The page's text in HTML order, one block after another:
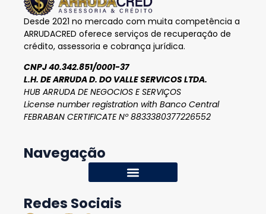
Desde 2021 no mercado com muita competência a
ARRUDACRED oferece serviços de recuperação de
crédito, assessoria e cobrança jurídica.
CNPJ 40.342.851/0001-37
L.H. DE ARRUDA D. DO VALLE SERVICOS LTDA.
HUB ARRUDA DE NEGOCIOS E SERVIÇOS
License number registration with Banco Central
FEBRABAN CERTIFICATE Nº 8833380377226552
Navegação
Redes Sociais